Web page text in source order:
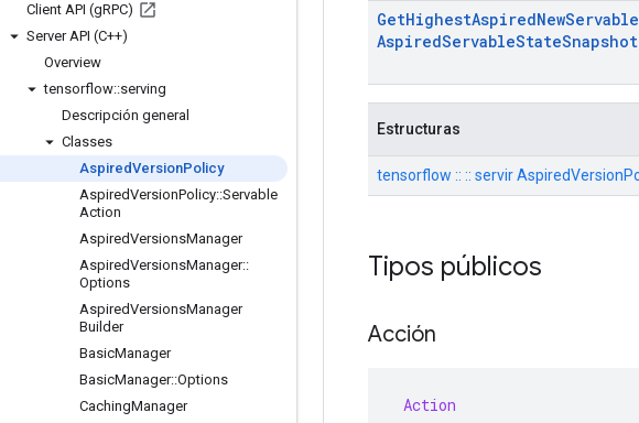
Client API (gRPC)
Server API (C++)
Overview
tensorflow::serving
Descripción general
Classes
AspiredVersionPolicy
AspiredVersionPolicy::Servable
Action
AspiredVersionsManager
AspiredVersionsManager::
Options
AspiredVersionsManager
Builder
BasicManager
BasicManager::Options
CachingManager
GetHighestAspiredNewServable
AspiredServableStateSnapshot
Estructuras
tensorflow :: :: servir
Tipos públicos
Acción
Action